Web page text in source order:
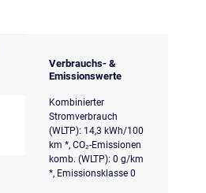
Verbrauchs- &
Emissionswerte
Kombinierter
Stromverbrauch
(WLTP): 14,3 kWh/100
km *, CO₂-Emissionen
komb. (WLTP): 0 g/km
*, Emissionsklasse 0